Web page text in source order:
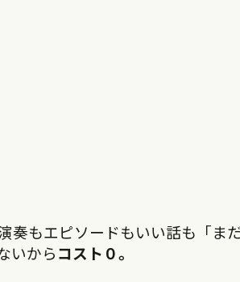
奏もエピソードもいい話も「ま
いからコスト０。